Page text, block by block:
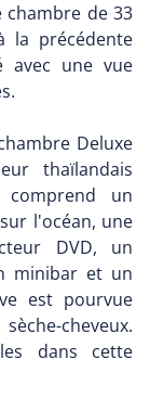
chambre de 33
la précédente
avec une vue
Deluxe
thaïlandais
comprend un
l'océan, une
DVD, un
minibar et un
est pourvue
cheveux.
dans cette